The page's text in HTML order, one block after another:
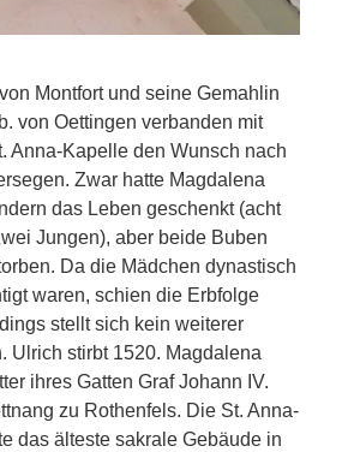
Montfort und seine Gemahlin
von Oettingen verbanden mit
Anna-Kapelle den Wunsch nach
Zwar hatte Magdalena
das Leben geschenkt (acht
Jungen), aber beide Buben
Da die Mädchen dynastisch
waren, schien die Erbfolge
stellt sich kein weiterer
Ulrich stirbt 1520. Magdalena
ihres Gatten Graf Johann IV.
zu Rothenfels. Die St. Anna-
das älteste sakrale Gebäude in